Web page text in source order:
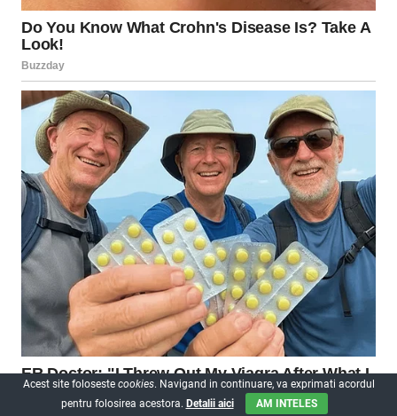
Acest site foloseste cookies. Navigand in continuare, va exprimati acordul
pentru folosirea acestora. Detalii aici AM INTELES